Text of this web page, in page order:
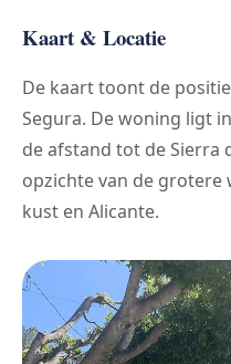
Kaart & Locatie
De kaart toont de
Segura. De woning ligt
de afstand tot de Sierra
opzichte van de
kust en Alicante.